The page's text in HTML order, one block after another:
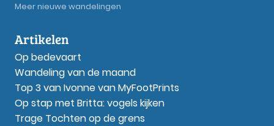
Meer nieuwe wandelingen
Artikelen
Op bedevaart
Wandeling van de maand
Top 3 van Ivonne van MyFootPrints
Op stap met Britta: vogels kijken
Trage Tochten op de grens